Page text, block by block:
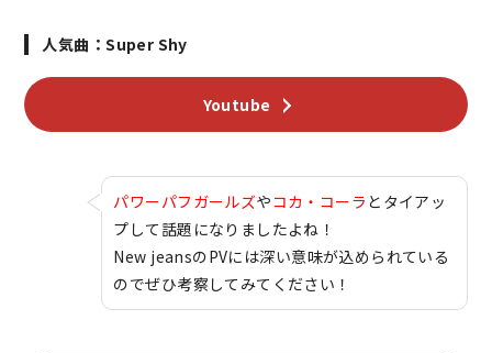
人気曲：Super Shy
Youtube
パワーパフガールズやコカ・コーラ とタイアッ
プして話題になりましたよね！
New jeansのPVには深い意味が込められている
のでぜひ考察してみてください！